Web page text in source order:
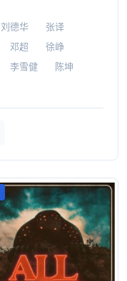
刘德华
张译
邓超
徐峥
李雪健
陈坤